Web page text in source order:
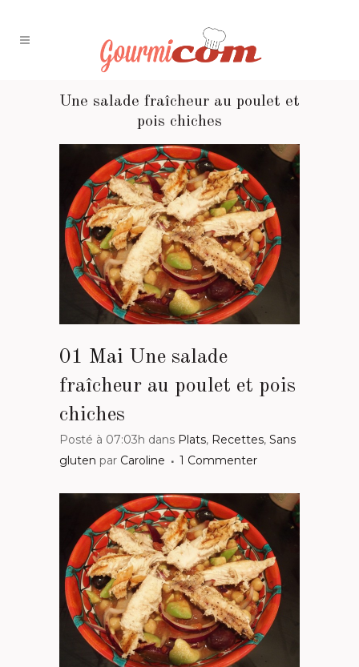
Une salade fraîcheur au poulet et
pois chiches
01 Mai Une salade
fraîcheur au poulet et pois
chiches
Posté à 07:03h dans Plats, Recettes, Sans
gluten par Caroline 1 Commenter